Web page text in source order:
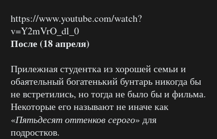
https://www.youtube.com/watch?
v=Y2mVrO_dl_0
После (18 апреля)
Прилежная студентка из хорошей семьи и
обаятельный богатенький бунтарь никогда бы
не встретились, но тогда не было бы и фильма.
Некоторые его называют не иначе как
«Пятьдесят оттенков серого» для
подростков.